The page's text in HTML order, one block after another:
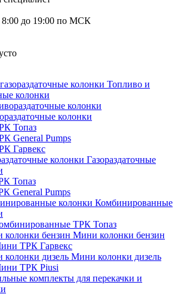
до 19:00 по МСК
Топливо и
колонки
колонки
Топаз
General Pumps
Гарвекс
Газораздаточные
Топаз
General Pumps
Комбинированные
ТРК Топаз
Мини колонки бензин
ТРК Гарвекс
Мини колонки дизель
ТРК Piusi